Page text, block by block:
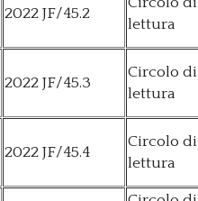
2022 JF/45.2
lettura
2022 JF/45.3
Circolo di
lettura
2022 JF/45.4
Circolo di
lettura